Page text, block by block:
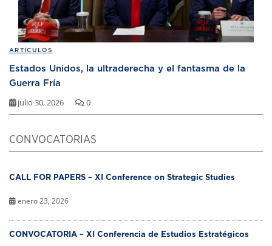
ARTÍCULOS
Estados Unidos, la ultraderecha y el fantasma de la
Guerra Fría
julio 30, 2026 0
CONVOCATORIAS
CALL FOR PAPERS – XI Conference on Strategic Studies
enero 23, 2026
CONVOCATORIA – XI Conferencia de Estudios Estratégicos